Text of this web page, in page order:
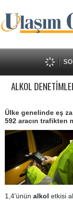
ALKOL
Ülke genelinde eş
592 aracın trafikten
1,4'ünün alkol etkisi